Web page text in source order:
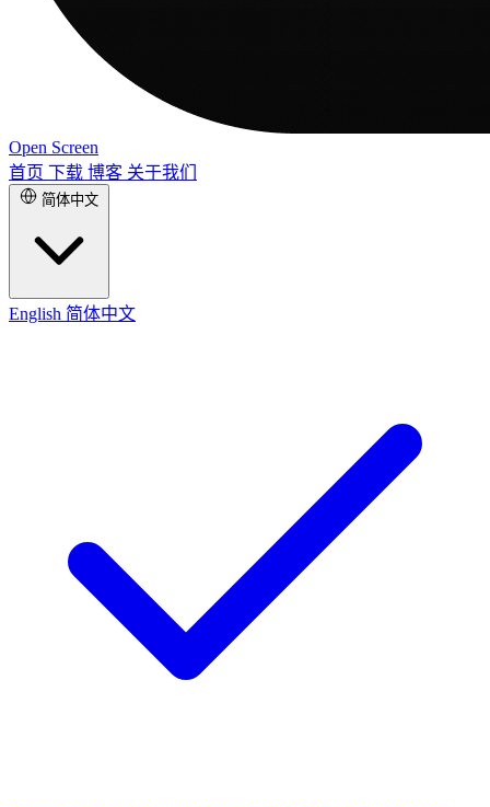
Open Screen
首页 下载 博客 关于我们
简体中文
English 简体中文